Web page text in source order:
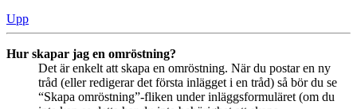
Upp
Hur skapar jag en omröstning?
Det är enkelt att skapa en omröstning. När du postar en ny
tråd (eller redigerar det första inlägget i en tråd) så bör du se
“Skapa omröstning”-fliken under inläggsformuläret (om du